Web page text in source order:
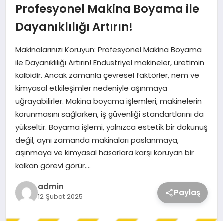
TEKNOLOJI
YAŞAM
Profesyonel Makina Boyama ile
Dayanıklılığı Artırın!
Makinalarınızı Koruyun: Profesyonel Makina Boyama
ile Dayanıklılığı Artırın! Endüstriyel makineler, üretimin
kalbidir. Ancak zamanla çevresel faktörler, nem ve
kimyasal etkileşimler nedeniyle aşınmaya
uğrayabilirler. Makina boyama işlemleri, makinelerin
korunmasını sağlarken, iş güvenliği standartlarını da
yükseltir. Boyama işlemi, yalnızca estetik bir dokunuş
değil, aynı zamanda makinaları paslanmaya,
aşınmaya ve kimyasal hasarlara karşı koruyan bir
kalkan görevi görür….
admin
12 Şubat 2025 Paylaş